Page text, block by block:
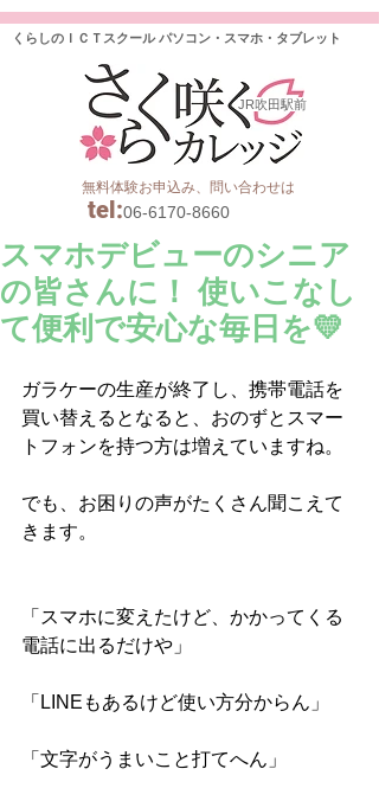
くらしのＩＣＴスクール パソコン・スマホ・タブレット
JR吹田駅前
無料体験お申込み、問い合わせは
tel:06-6170-8660
スマホデビューのシニア
の皆さんに！ 使いこなし
て便利で安心な毎日を💛
ガラケーの生産が終了し、携帯電話を
買い替えるとなると、おのずとスマー
トフォンを持つ方は増えていますね。
でも、お困りの声がたくさん聞こえて
きます。
「スマホに変えたけど、かかってくる
電話に出るだけや」
「LINEもあるけど使い方分からん」
「文字がうまいこと打てへん」